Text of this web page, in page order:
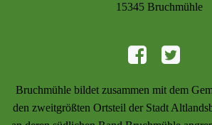
15345 Bruchmühle
Bruchmühle bildet zusammen mit dem
den zweitgrößten Ortsteil der Stadt